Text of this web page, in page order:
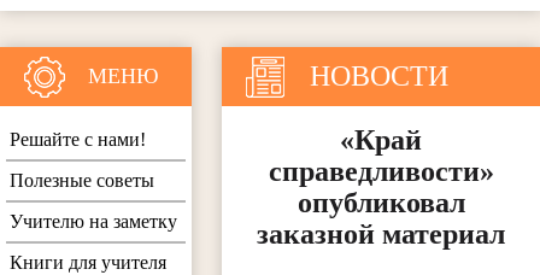
НОВОСТИ
«Край
справедливости»
опубликовал
заказной материал
МЕНЮ
Решайте с нами!
Полезные советы
Учителю на заметку
Книги для учителя